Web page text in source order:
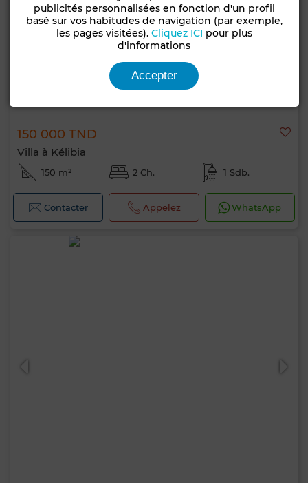
150 000 TND
Villa à Kélibia
150 m² 2 Ch. 1 Sdb.
Contacter Appelez WhatsApp
publicités personnalisées en fonction d'un profil
basé sur vos habitudes de navigation (par exemple,
les pages visitées). Cliquez ICI pour plus
d'informations
Accepter